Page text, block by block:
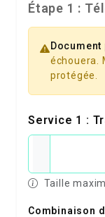
Étape 1 :
échouera.
protégée.
Service 1 :
Taille
Combinaison